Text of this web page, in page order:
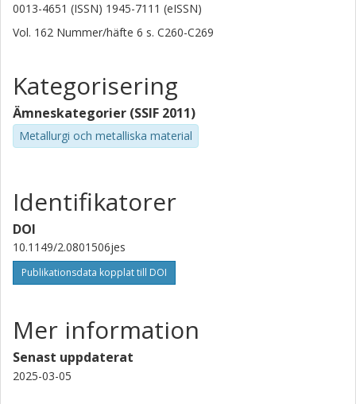
0013-4651 (ISSN) 1945-7111 (eISSN)
Vol. 162 Nummer/häfte 6 s. C260-C269
Kategorisering
Ämneskategorier (SSIF 2011)
Metallurgi och metalliska material
Identifikatorer
DOI
10.1149/2.0801506jes
Publikationsdata kopplat till DOI
Mer information
Senast uppdaterat
2025-03-05